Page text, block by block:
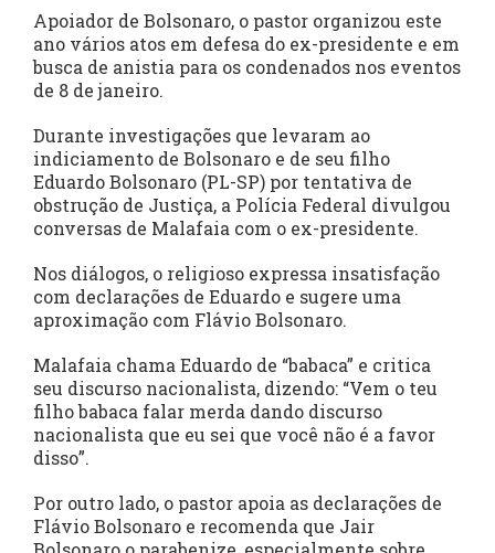
Apoiador de Bolsonaro, o pastor organizou este
ano vários atos em defesa do ex-presidente e em
busca de anistia para os condenados nos eventos
de 8 de janeiro.
Durante investigações que levaram ao
indiciamento de Bolsonaro e de seu filho
Eduardo Bolsonaro (PL-SP) por tentativa de
obstrução de Justiça, a Polícia Federal divulgou
conversas de Malafaia com o ex-presidente.
Nos diálogos, o religioso expressa insatisfação
com declarações de Eduardo e sugere uma
aproximação com Flávio Bolsonaro.
Malafaia chama Eduardo de “babaca” e critica
seu discurso nacionalista, dizendo: “Vem o teu
filho babaca falar merda dando discurso
nacionalista que eu sei que você não é a favor
disso”.
Por outro lado, o pastor apoia as declarações de
Flávio Bolsonaro e recomenda que Jair